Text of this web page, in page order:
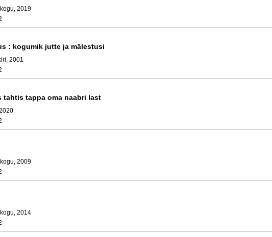
2019
: kogumik jutte ja mälestusi
2001
tahtis tappa oma naabri last
2009
2014